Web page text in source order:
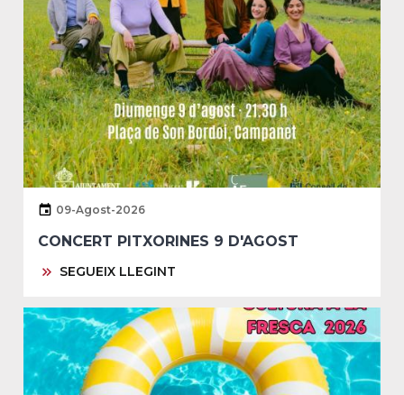
09-Agost-2026
CONCERT PITXORINES 9 D'AGOST
SEGUEIX LLEGINT